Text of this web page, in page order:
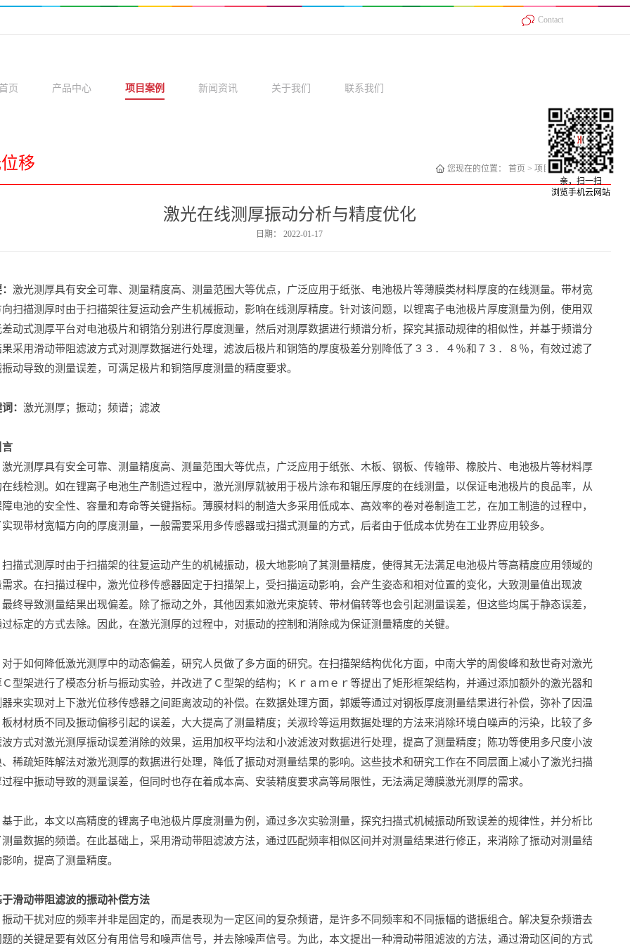
Contact
页 产品中心 项目案例 新闻资讯 关于我们 联系我们
您现在的位置： 首页 > 项目案例 > 激光位移
移
激光在线测厚振动分析与精度优化
日期： 2022-01-17
激光测厚具有安全可靠、测量精度高、测量范围大等优点，广泛应用于纸张、电池极片等薄膜类材料厚度的在线测量。带材宽
扫描测厚时由于扫描架往复运动会产生机械振动，影响在线测厚精度。针对该问题，以锂离子电池极片厚度测量为例，使用双
动式测厚平台对电池极片和铜箔分别进行厚度测量，然后对测厚数据进行频谱分析，探究其振动规律的相似性，并基于频谱分
采用滑动带阻滤波方式对测厚数据进行处理，滤波后极片和铜箔的厚度极差分别降低了３３．４％和７３．８％，有效过滤了
动导致的测量误差，可满足极片和铜箔厚度测量的精度要求。
： 激光测厚；振动；频谱；滤波
激光测厚具有安全可靠、测量精度高、测量范围大等优点，广泛应用于纸张、木板、钢板、传输带、橡胶片、电池极片等材料厚
线检测。如在锂离子电池生产制造过程中，激光测厚就被用于极片涂布和辊压厚度的在线测量，以保证电池极片的良品率，从
电池的安全性、容量和寿命等关键指标。薄膜材料的制造大多采用低成本、高效率的卷对卷制造工艺，在加工制造的过程中，
现带材宽幅方向的厚度测量，一般需要采用多传感器或扫描式测量的方式，后者由于低成本优势在工业界应用较多。
扫描式测厚时由于扫描架的往复运动产生的机械振动，极大地影响了其测量精度，使得其无法满足电池极片等高精度应用领域的
求。在扫描过程中，激光位移传感器固定于扫描架上，受扫描运动影响，会产生姿态和相对位置的变化，大致测量值出现波
终导致测量结果出现偏差。除了振动之外，其他因素如激光束旋转、带材偏转等也会引起测量误差，但这些均属于静态误差，
标定的方式去除。因此，在激光测厚的过程中，对振动的控制和消除成为保证测量精度的关键。
对于如何降低激光测厚中的动态偏差，研究人员做了多方面的研究。在扫描架结构优化方面，中南大学的周俊峰和敖世奇对激光
型架进行了模态分析与振动实验，并改进了Ｃ型架的结构；Ｋｒａｍｅｒ等提出了矩形框架结构，并通过添加额外的激光器和
来实现对上下激光位移传感器之间距离波动的补偿。在数据处理方面，郭媛等通过对钢板厚度测量结果进行补偿，弥补了因温
材材质不同及振动偏移引起的误差，大大提高了测量精度；关淑玲等运用数据处理的方法来消除环境白噪声的污染，比较了多
方式对激光测厚振动误差消除的效果，运用加权平均法和小波滤波对数据进行处理，提高了测量精度；陈功等使用多尺度小波
稀疏矩阵解法对激光测厚的数据进行处理，降低了振动对测量结果的影响。这些技术和研究工作在不同层面上减小了激光扫描
程中振动导致的测量误差，但同时也存在着成本高、安装精度要求高等局限性，无法满足薄膜激光测厚的需求。
基于此，本文以高精度的锂离子电池极片厚度测量为例，通过多次实验测量，探究扫描式机械振动所致误差的规律性，并分析比
量数据的频谱。在此基础上，采用滑动带阻滤波方法，通过匹配频率相似区间并对测量结果进行修正，来消除了振动对测量结
响，提高了测量精度。
滑动带阻滤波的振动补偿方法
振动干扰对应的频率并非是固定的，而是表现为一定区间的复杂频谱，是许多不同频率和不同振幅的谐振组合。解决复杂频谱去
的关键是要有效区分有用信号和噪声信号，并去除噪声信号。为此，本文提出一种滑动带阻滤波的方法，通过滑动区间的方式
亲，扫一扫
浏览手机云网站